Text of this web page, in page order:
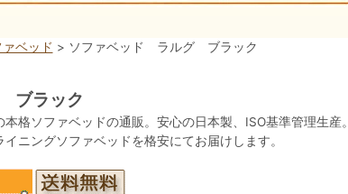
ァベッド > ソファベッド ラルグ ブラック
ブラック
格ソファベッドの通販。安心の日本製、ISO基準管理生産。
ニングソファベッドを格安にてお届けします。